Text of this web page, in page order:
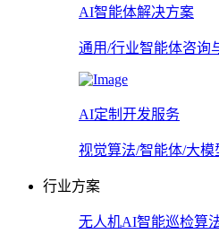
AI智能体解决方案
通用/行业智能体咨询
AI定制开发服务
视觉算法/智能体/大模
行业方案
无人机AI智能巡检算